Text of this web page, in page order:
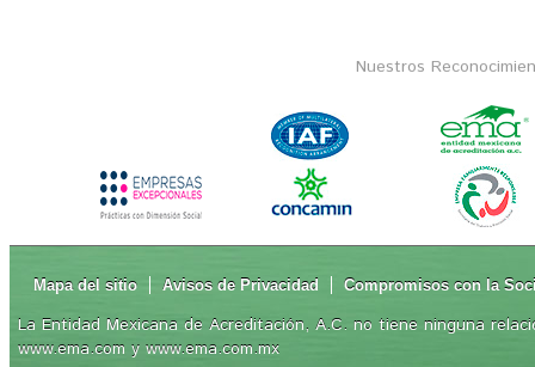
Nuestros
Mapa del sitio Avisos de Privacidad Compromisos con la
La Entidad Mexicana de Acreditación, A.C. no tiene ninguna
www.ema.com y www.ema.com.mx